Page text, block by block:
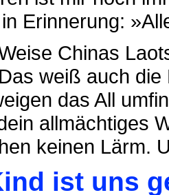
Erinnerung:
Chinas
weiß auch
das All
allmächtiges
keinen Lärm.
ist uns